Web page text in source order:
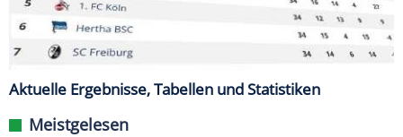
Aktuelle Ergebnisse, Tabellen und Statistiken
Meistgelesen